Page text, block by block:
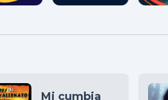
Mi cumbia